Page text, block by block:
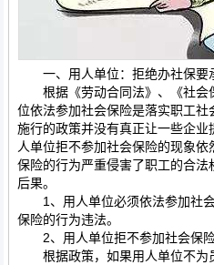
一、用人单位：拒绝办社保要
根据《劳动合同法》、《社会
位依法参加社会保险是落实职工社
施行的政策并没有真正让一些企
人单位拒不参加社会保险的现象
保险的行为严重侵害了职工的合
后果。
1、用人单位必须依法参加社会
保险的行为违法。
2、用人单位拒不参加社会保险
根据政策，如果用人单位不为